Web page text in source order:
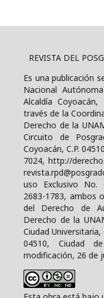
REVISTA DEL
Es una publicación
Nacional
Alcaldía
través de la
Derecho de la
Circuito de
Coyoacán, C.P.
7024, http://
uso Exclusivo No.
2683-1783, ambos
del Derecho de
Derecho de la
Ciudad Universitaria,
04510, Ciudad
modificación, 26 de